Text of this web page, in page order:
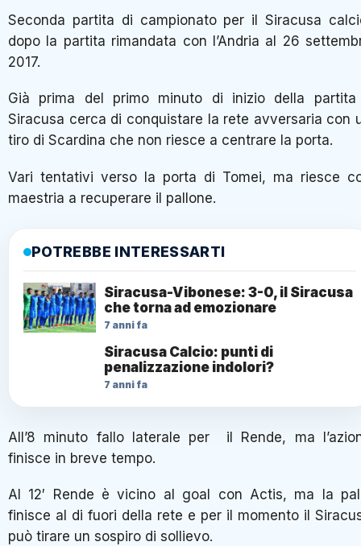
Seconda partita di campionato per il Siracusa
dopo la partita rimandata con l’Andria al 26
2017.
Già prima del primo minuto di inizio della
Siracusa cerca di conquistare la rete avversaria con
tiro di Scardina che non riesce a centrare la porta.
Vari tentativi verso la porta di Tomei, ma riesce
maestria a recuperare il pallone.
POTREBBE INTERESSARTI
Siracusa-Vibonese: 3-0, il Siracusa
che torna ad emozionare
7 anni fa
Siracusa Calcio: punti di
penalizzazione indolori?
7 anni fa
All’8 minuto fallo laterale per il Rende, ma
finisce in breve tempo.
Al 12′ Rende è vicino al goal con Actis, ma la
finisce al di fuori della rete e per il momento il
può tirare un sospiro di sollievo.